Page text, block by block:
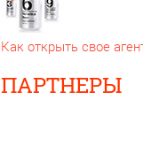
Как открыть свое
ПАРТНЕРЫ